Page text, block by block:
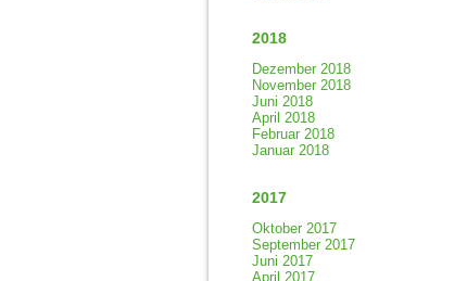
2018
Dezember 2018
November 2018
Juni 2018
April 2018
Februar 2018
Januar 2018
2017
Oktober 2017
September 2017
Juni 2017
April 2017